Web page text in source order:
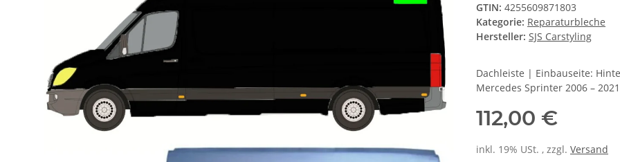
GTIN: 4255609871803
Kategorie: Reparaturbleche
Hersteller: SJS Carstyling
Dachleiste | Einbauseite:
Mercedes Sprinter 2006 – 2021
112,00 €
inkl. 19% USt. , zzgl. Versand